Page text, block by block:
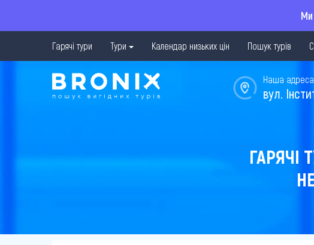
Ми
Гарячі тури Тури Календар низьких цін Пошук турів
Наша адреса
вул.
ГАРЯЧІ